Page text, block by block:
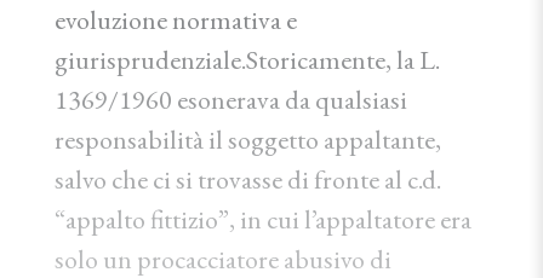
evoluzione normativa e
giurisprudenziale.Storicamente, la L.
1369/1960 esonerava da qualsiasi
responsabilità il soggetto appaltante,
salvo che ci si trovasse di fronte al c.d.
“appalto fittizio”, in cui l’appaltatore era
solo un procacciatore abusivo di